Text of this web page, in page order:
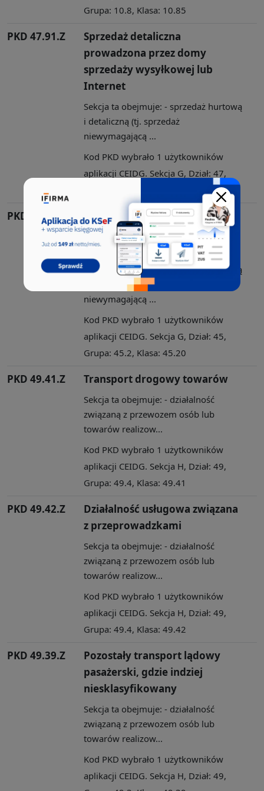
Grupa: 10.8, Klasa: 10.85
PKD 47.91.Z
Sprzedaż detaliczna
prowadzona przez domy
sprzedaży wysyłkowej lub
Internet
Sekcja ta obejmuje: - sprzedaż hurtową
i detaliczną (tj. sprzedaż
niewymagającą ...
Kod PKD wybrało 1 użytkowników
aplikacji CEIDG. Sekcja G, Dział: 47,
PKD 45.20.Z
Konserwacja i naprawa
pojazdów samochodowych, z
wyłączeniem motocykli
Sekcja ta obejmuje: - sprzedaż hurtową
i detaliczną (tj. sprzedaż
niewymagającą ...
Kod PKD wybrało 1 użytkowników
aplikacji CEIDG. Sekcja G, Dział: 45,
Grupa: 45.2, Klasa: 45.20
PKD 49.41.Z Transport drogowy towarów
Sekcja ta obejmuje: - działalność
związaną z przewozem osób lub
towarów realizow...
Kod PKD wybrało 1 użytkowników
aplikacji CEIDG. Sekcja H, Dział: 49,
Grupa: 49.4, Klasa: 49.41
PKD 49.42.Z
Działalność usługowa związana
z przeprowadzkami
Sekcja ta obejmuje: - działalność
związaną z przewozem osób lub
towarów realizow...
Kod PKD wybrało 1 użytkowników
aplikacji CEIDG. Sekcja H, Dział: 49,
Grupa: 49.4, Klasa: 49.42
PKD 49.39.Z
Pozostały transport lądowy
pasażerski, gdzie indziej
niesklasyfikowany
Sekcja ta obejmuje: - działalność
związaną z przewozem osób lub
towarów realizow...
Kod PKD wybrało 1 użytkowników
aplikacji CEIDG. Sekcja H, Dział: 49,